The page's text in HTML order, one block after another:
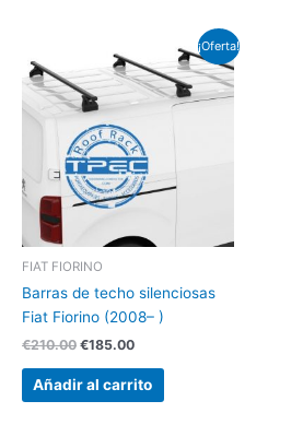
¡Oferta!
FIAT FIORINO
Barras de techo silenciosas
Fiat Fiorino (2008– )
€210.00
precio
original
era:
€210.00.
€185.00
precio
actual
es:
€185.00.
Añadir al carrito